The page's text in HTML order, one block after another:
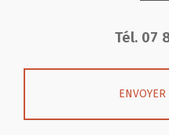
Tél. 07